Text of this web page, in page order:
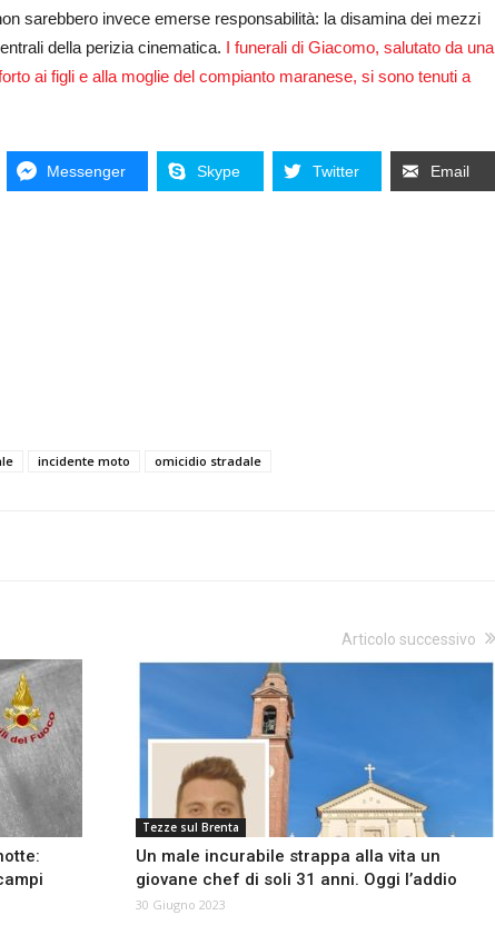
sarebbero invece emerse responsabilità: la disamina dei mezzi
della perizia cinematica. I funerali di Giacomo, salutato da una
ai figli e alla moglie del compianto maranese, si sono tenuti a
Messenger Skype Twitter Email
incidente moto omicidio stradale
Articolo successivo
Tezze sul Brenta
Un male incurabile strappa alla vita un
giovane chef di soli 31 anni. Oggi l’addio
30 Giugno 2023